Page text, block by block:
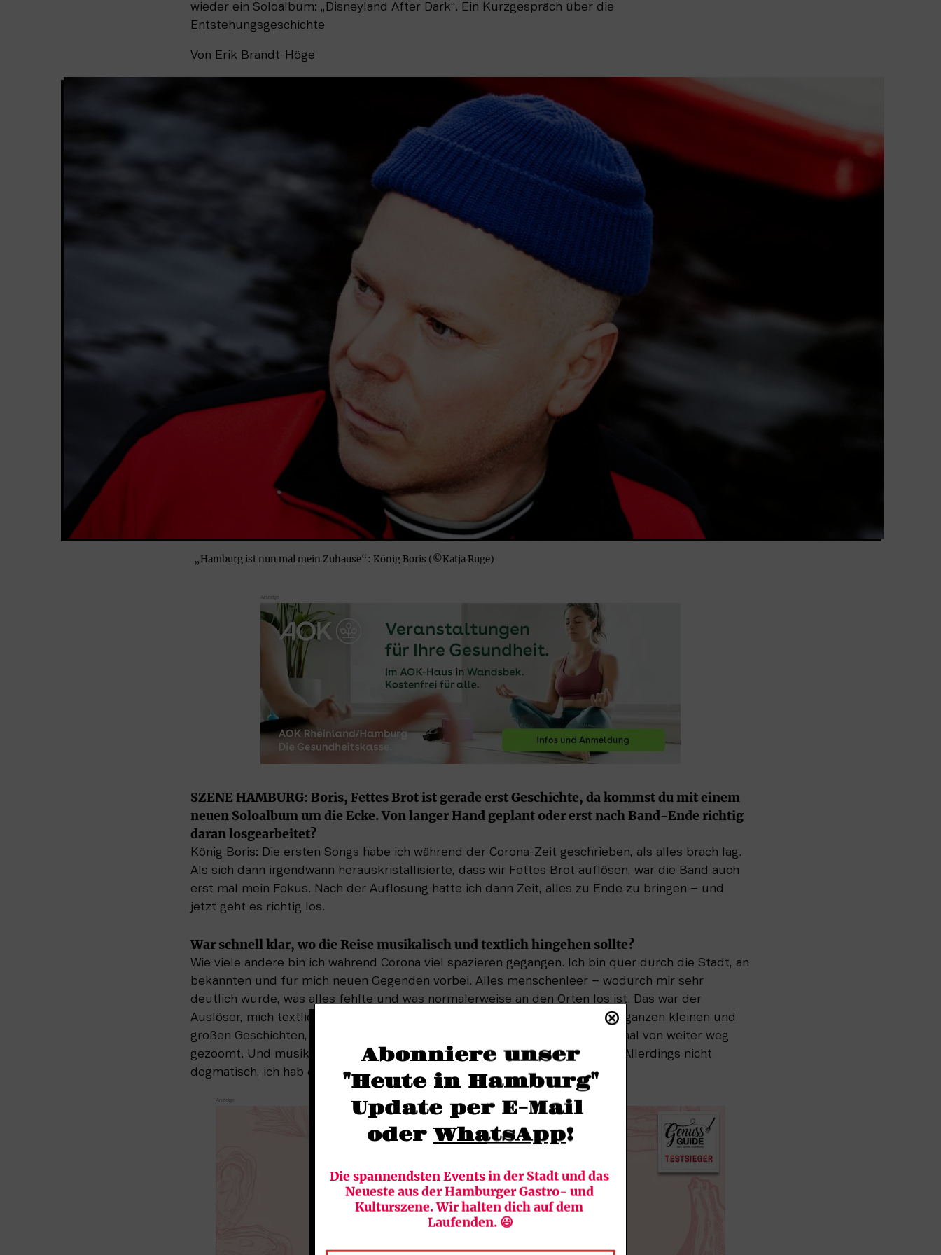
wieder ein Soloalbum: „Disneyland After Dark“. Ein Kurzgespräch über die
Entstehungsgeschichte
Von Erik Brandt-Höge
„Hamburg ist nun mal mein Zuhause“: König Boris (©Katja Ruge)
SZENE HAMBURG: Boris, Fettes Brot ist gerade erst Geschichte, da kommst du mit einem
neuen Soloalbum um die Ecke. Von langer Hand geplant oder erst nach Band-Ende richtig
daran losgearbeitet?
König Boris: Die ersten Songs habe ich während der Corona-Zeit geschrieben, als alles brach lag.
Als sich dann irgendwann herauskristallisierte, dass wir Fettes Brot auflösen, war die Band auch
erst mal mein Fokus. Nach der Auflösung hatte ich dann Zeit, alles zu Ende zu bringen – und
jetzt geht es richtig los.
War schnell klar, wo die Reise musikalisch und textlich hingehen sollte?
Wie viele andere bin ich während Corona viel spazieren gegangen. Ich bin quer durch die Stadt, an
bekannten und für mich neuen Gegenden vorbei. Alles menschenleer – wodurch mir sehr
deutlich wurde, was alles fehlte und was normalerweise an den Orten los ist. Das war der
Auslöser, mich textlich mit dem Thema Stadt zu beschäftigen, also mit den ganzen kleinen und
großen Geschichten, die in einer Stadt so passieren – mal ganz dicht dran, mal von weiter weg
gezoomt. Und musikalisch habe ich mich am UK-Sound der 90er orientiert. Allerdings nicht
dogmatisch, ich hab durchaus auch modernere Einflüsse zugelassen.
Abonniere unser
"Heute in Hamburg"
Update per E-Mail
oder WhatsApp!
Die spannendsten Events in der Stadt und das
Neueste aus der Hamburger Gastro- und
Kulturszene. Wir halten dich auf dem
Laufenden. 😃